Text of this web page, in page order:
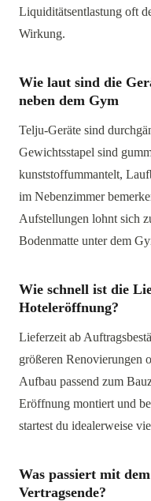
Liquiditätsentlastung oft
Wirkung.
Wie laut sind die
neben dem Gym
Telju-Geräte sind
Gewichtsstapel sind
kunststoffummantelt,
im Nebenzimmer
Aufstellungen lohnt sich
Bodenmatte unter dem
Wie schnell ist die
Hoteleröffnung?
Lieferzeit ab
größeren Renovierungen
Aufbau passend zum
Eröffnung montiert und
startest du idealerweise
Was passiert mit
Vertragsende?